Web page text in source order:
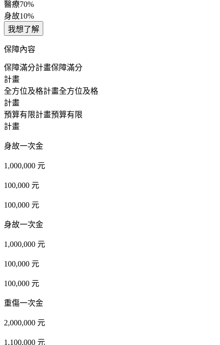
醫療70%
身故10%
我想了解
保障內容
保障滿分計畫保障滿分
計畫
全方位及格計畫全方位及格
計畫
預算有限計畫預算有限
計畫
身故一次金
1,000,000 元
100,000 元
100,000 元
身故一次金
1,000,000 元
100,000 元
100,000 元
重傷一次金
2,000,000 元
1,100,000 元